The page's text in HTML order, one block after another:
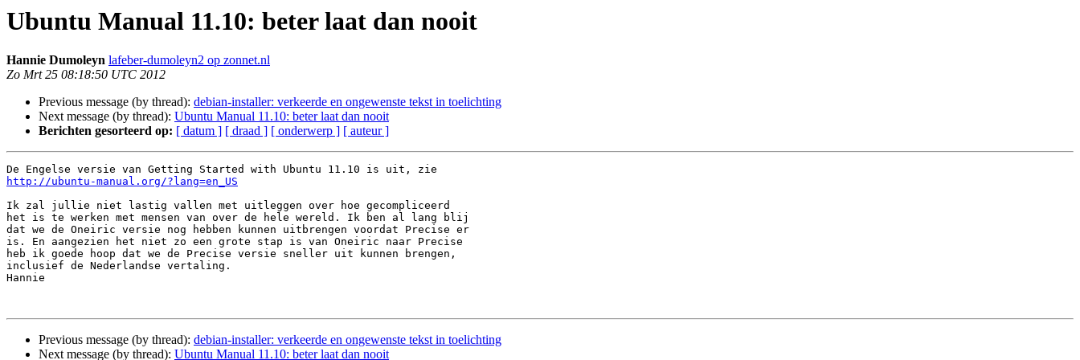
Ubuntu Manual 11.10: beter laat dan nooit
Hannie Dumoleyn lafeber-dumoleyn2 op zonnet.nl
Zo Mrt 25 08:18:50 UTC 2012
Previous message (by thread): debian-installer: verkeerde en ongewenste tekst in toelichting
Next message (by thread): Ubuntu Manual 11.10: beter laat dan nooit
Berichten gesorteerd op: [ datum ] [ draad ] [ onderwerp ] [ auteur ]
http://ubuntu-manual.org/?lang=en_US
Ik zal jullie niet lastig vallen met uitleggen over hoe gecompliceerd
het is te werken met mensen van over de hele wereld. Ik ben al lang blij
dat we de Oneiric versie nog hebben kunnen uitbrengen voordat Precise er
is. En aangezien het niet zo een grote stap is van Oneiric naar Precise
heb ik goede hoop dat we de Precise versie sneller uit kunnen brengen,
inclusief de Nederlandse vertaling.
Hannie
Previous message (by thread): debian-installer: verkeerde en ongewenste tekst in toelichting
Next message (by thread): Ubuntu Manual 11.10: beter laat dan nooit